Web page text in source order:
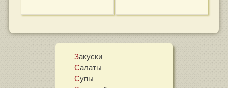
Закуски
Салаты
Супы